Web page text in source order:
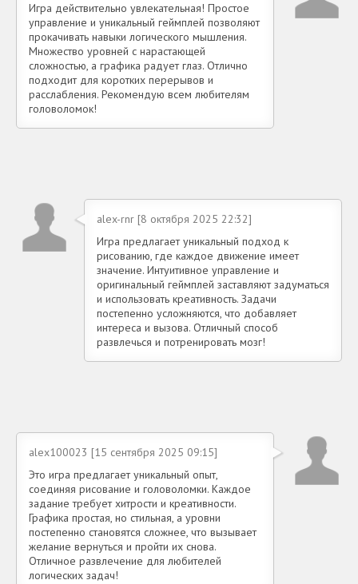
Игра действительно увлекательная! Простое
управление и уникальный геймплей позволяют
прокачивать навыки логического мышления.
Множество уровней с нарастающей
сложностью, а графика радует глаз. Отлично
подходит для коротких перерывов и
расслабления. Рекомендую всем любителям
головоломок!
alex-rnr [8 октября 2025 22:32]
Игра предлагает уникальный подход к
рисованию, где каждое движение имеет
значение. Интуитивное управление и
оригинальный геймплей заставляют задуматься
и использовать креативность. Задачи
постепенно усложняются, что добавляет
интереса и вызова. Отличный способ
развлечься и потренировать мозг!
alex100023 [15 сентября 2025 09:15]
Это игра предлагает уникальный опыт,
соединяя рисование и головоломки. Каждое
задание требует хитрости и креативности.
Графика простая, но стильная, а уровни
постепенно становятся сложнее, что вызывает
желание вернуться и пройти их снова.
Отличное развлечение для любителей
логических задач!